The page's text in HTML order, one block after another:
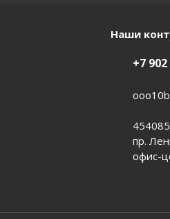
Наши
+7
пр.
офис-